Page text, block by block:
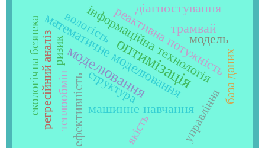
оптимізація
моделювання
математичне моделювання
інформаційна технологія
реактивна потужність
ефективність машинне навчання
модель
діагностування
трамвай
вологість
ризик
управління
теплообмін структура
регресійний аналіз якість
екологічна безпека база даних